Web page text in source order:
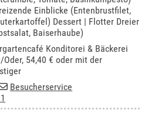
Einblicke (Entenbrustfilet,
Dessert | Flotter Dreier
Baiserhaube)
Konditorei & Bäckerei
Oder, 54,40 € oder mit der
Besucherservice